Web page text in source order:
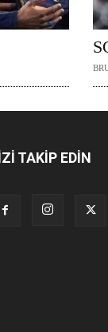
TAKİP EDİN